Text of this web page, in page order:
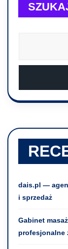
dais.pl —
i sprzedaż
Gabinet
profesjonalne